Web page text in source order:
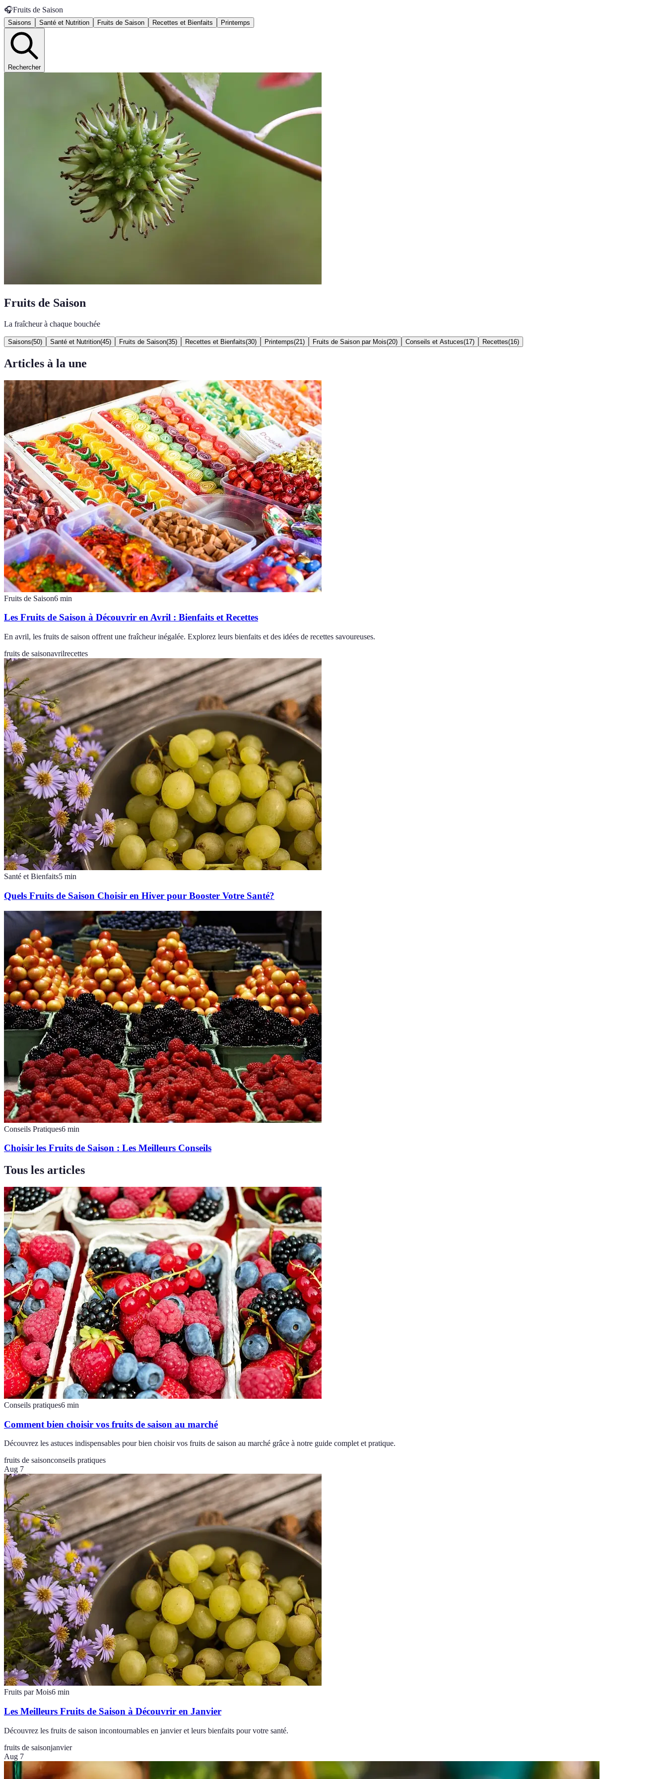
🎧Fruits de Saison
Saisons Santé et Nutrition Fruits de Saison Recettes et Bienfaits Printemps
Rechercher
Fruits de Saison
La fraîcheur à chaque bouchée
Saisons(50) Santé et Nutrition(45) Fruits de Saison(35) Recettes et Bienfaits(30) Printemps(21 ) Fruits de Saison par Mois(20) Conseils et Astuces(17) Recettes(16)
Articles à la une
Fruits de Saison6 min
Les Fruits de Saison à Découvrir en Avril : Bienfaits et Recettes
En avril, les fruits de saison offrent une fraîcheur inégalée. Explorez leurs bienfaits et des idées de recettes savoureuses.
fruits de saisonavrilrecettes
Santé et Bienfaits5 min
Quels Fruits de Saison Choisir en Hiver pour Booster Votre Santé?
Conseils Pratiques6 min
Choisir les Fruits de Saison : Les Meilleurs Conseils
Tous les articles
Conseils pratiques6 min
Comment bien choisir vos fruits de saison au marché
Découvrez les astuces indispensables pour bien choisir vos fruits de saison au marché grâce à notre guide complet et pratique.
fruits de saisonconseils pratiques
Aug 7
Fruits par Mois6 min
Les Meilleurs Fruits de Saison à Découvrir en Janvier
Découvrez les fruits de saison incontournables en janvier et leurs bienfaits pour votre santé.
fruits de saisonjanvier
Aug 7